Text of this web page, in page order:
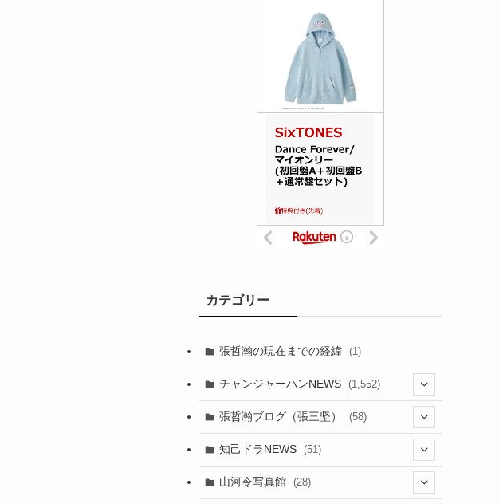
カテゴリー
張哲瀚の現在までの経緯 (1)
チャンジャーハンNEWS (1,552)
(9)
張哲瀚ブログ（張三坚） (58)
知己ドラNEWS (51)
(42)
山河令写真館 (28)